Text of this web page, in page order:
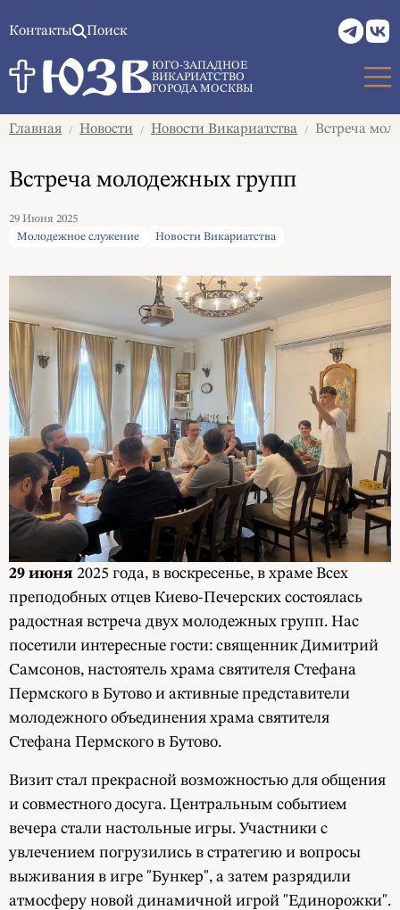
Контакты Поиск
ЮГО-ЗАПАДНОЕ
ВИКАРИАТСТВО
ГОРОДА МОСКВЫ
Главная / Новости / Новости Викариатства / Встреча
Встреча молодежных групп
29 Июня 2025
Молодежное служение
Новости Викариатства
29 июня 2025 года, в воскресенье, в храме Всех
преподобных отцев Киево-Печерских состоялась
радостная встреча двух молодежных групп. Нас
посетили интересные гости: священник Димитрий
Самсонов, настоятель храма святителя Стефана
Пермского в Бутово и активные представители
молодежного объединения храма святителя
Стефана Пермского в Бутово.
Визит стал прекрасной возможностью для общения
и совместного досуга. Центральным событием
вечера стали настольные игры. Участники с
увлечением погрузились в стратегию и вопросы
выживания в игре "Бункер", а затем разрядили
атмосферу новой динамичной игрой "Единорожки".